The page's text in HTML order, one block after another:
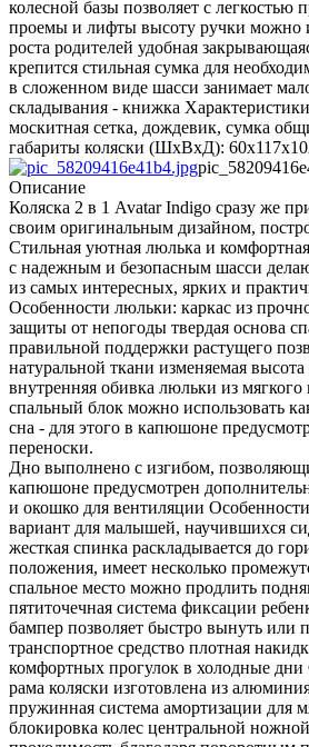
колесной базы позволяет с легкостью
проемы и лифты высоту ручки можно
роста родителей удобная
крепится стильная сумка для
в сложенном виде шасси занимает
складывания - книжка
москитная сетка, дождевик, сумка
габариты коляски (ШxВxД):
Описание
Коляска 2 в 1 Avatar Indigo сразу же
своим оригинальным дизайном,
Стильная уютная люлька и
с надежным и безопасным шасси
из самых интересных, ярких и
Особенности люльки: каркас из
защиты от непогоды твердая основа
правильной поддержки растущего
натуральной ткани изменяемая
внутренняя обивка люльки из мягкого
спальный блок можно использовать
сна - для этого в капюшоне
переноски.
Дно выполнено с изгибом,
капюшоне предусмотрен
и окошко для вентиляции
вариант для малышей, научившихся
жесткая спинка раскладывается до
положения, имеет несколько
спальное место можно продлить
пятиточечная система фиксации
бампер позволяет быстро вынуть или
транспортное средство плотная
комфортных прогулок в холодные
рама коляски изготовлена из
пружинная система амортизации для
блокировка колес центральной